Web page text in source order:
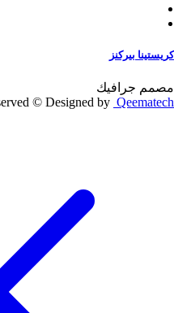
كريستينا بيركنز
مصمم جرافيك
© Designed by Qeematech